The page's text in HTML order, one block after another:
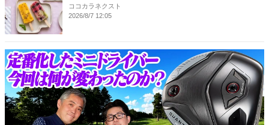
ココカラネクスト
2026/8/7 12:05